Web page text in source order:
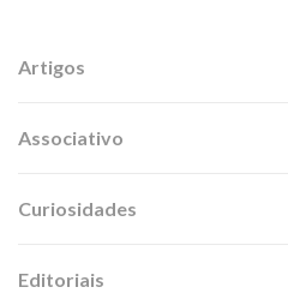
Artigos
Associativo
Curiosidades
Editoriais